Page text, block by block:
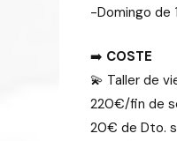
-Domingo de
➡️ COSTE
💫 Taller de
220€/fin de
20€ de Dto.